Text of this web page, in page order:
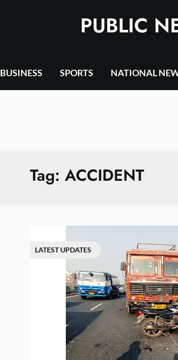
PUBLIC
BUSINESS SPORTS NATIONAL
Tag: ACCIDENT
LATEST UPDATES